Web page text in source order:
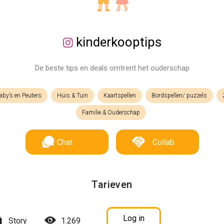
kinderkooptips
De beste tips en deals omtrent het ouderschap
en Peuters Huis & Tuin Kaartspellen Bordspellen/ puzzels
Familie & Ouderschap
Chat Collab
Tarieven
Story 1.269 Log in